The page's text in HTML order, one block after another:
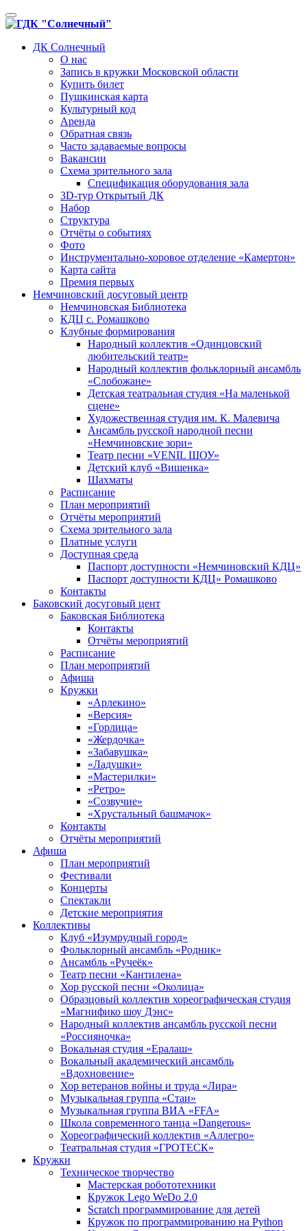
Toggle
navigation
ДК Солнечный
О нас
Запись в кружки Московской области
Купить билет
Пушкинская карта
Культурный код
Аренда
Обратная связь
Часто задаваемые вопросы
Вакансии
Схема зрительного зала
Спецификация оборудования зала
3D-тур Открытый ДК
Набор
Структура
Отчёты о событиях
Фото
Инструментально-хоровое отделение «Камертон»
Карта сайта
Премия первых
Немчиновский досуговый центр
Немчиновская Библиотека
КДЦ с. Ромашково
Клубные формирования
Народный коллектив «Одинцовский
любительский театр»
Народный коллектив фольклорный ансамбль
«Слобожане»
Детская театральная студия «На маленькой
сцене»
Художественная студия им. К. Малевича
Ансамбль русской народной песни
«Немчиновские зори»
Театр песни «VENIL ШОУ»
Детский клуб «Вишенка»
Шахматы
Расписание
План мероприятий
Отчёты мероприятий
Схема зрительного зала
Платные услуги
Доступная среда
Паспорт доступности «Немчиновский КДЦ»
Паспорт доступности КДЦ» Ромашково
Контакты
Баковский досуговый цент
Баковская Библиотека
Контакты
Отчёты мероприятий
Расписание
План мероприятий
Афиша
Кружки
«Арлекино»
«Версия»
«Горлица»
«Жердочка»
«Забавушка»
«Ладушки»
«Мастерилки»
«Ретро»
«Созвучие»
«Хрустальный башмачок»
Контакты
Отчёты мероприятий
Афиша
План мероприятий
Фестивали
Концерты
Спектакли
Детские мероприятия
Коллективы
Клуб «Изумрудный город»
Фольклорный ансамбль «Родник»
Ансамбль «Ручеёк»
Театр песни «Кантилена»
Хор русской песни «Околица»
Образцовый коллектив хореографическая студия
«Магнифико шоу Дэнс»
Народный коллектив ансамбль русской песни
«Россияночка»
Вокальная студия «Ералаш»
Вокальный академический ансамбль
«Вдохновение»
Хор ветеранов войны и труда «Лира»
Музыкальная группа «Стаи»
Музыкальная группа ВИА «FFA»
Школа современного танца «Dangerous»
Хореографический коллектив «Аллегро»
Театральная студия «ГРОТЕСК»
Кружки
Техническое творчество
Мастерская робототехники
Кружок Lego WeDo 2.0
Scratch программирование для детей
Кружок по программированию на Python